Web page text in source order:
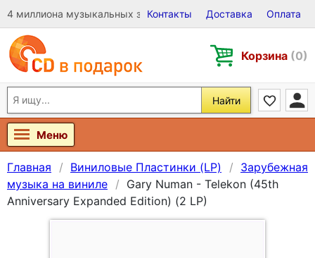
4 миллиона музыкальных записей на Виниле, CD и DVD
Контакты Доставка Оплата
Корзина (0)
Найти
Меню
Главная Виниловые Пластинки (LP)
Зарубежная
музыка на виниле
Gary Numan - Telekon (45th
Anniversary Expanded Edition) (2 LP)